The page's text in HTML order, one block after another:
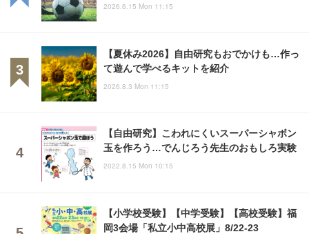
2026.6.15 Mon 11:15
【夏休み2026】自由研究もおでかけも…作っ
て遊んで学べるキットを紹介
2026.8.3 Mon 11:15
【自由研究】こわれにくいスーパーシャボン
玉を作ろう…でんじろう先生のおもしろ実験
2022.8.15 Mon 10:15
【小学校受験】【中学受験】【高校受験】福
岡3会場「私立小中高校展」8/22-23